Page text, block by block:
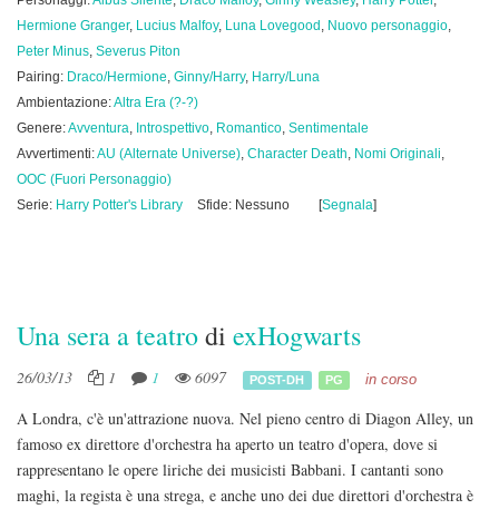
Hermione Granger, Lucius Malfoy, Luna Lovegood , Nuovo personaggio,
Peter Minus, Severus Piton
Pairing: Draco/Hermione, Ginny/Harry, Harry/Luna
Ambientazione:Altra Era (?-?)
Genere:Avventura, Introspettivo, Romantico, Sentimentale
Avvertimenti:AU (Alternate Universe), Character Death, Nomi Originali,
OOC (Fuori Personaggio)
Serie: Harry Potter's Library Sfide: Nessuno [Segnala]
Una sera a teatrodi exHogwarts
26/03/13 1 1 6097 POST-DH PG in corso
A Londra, c'è un'attrazione nuova. Nel pieno centro di Diagon Alley, un
famoso ex direttore d'orchestra ha aperto un teatro d'opera, dove si
rappresentano le opere liriche dei musicisti Babbani. I cantanti sono
maghi, la regista è una strega, e anche uno dei due direttori d'orchestra è